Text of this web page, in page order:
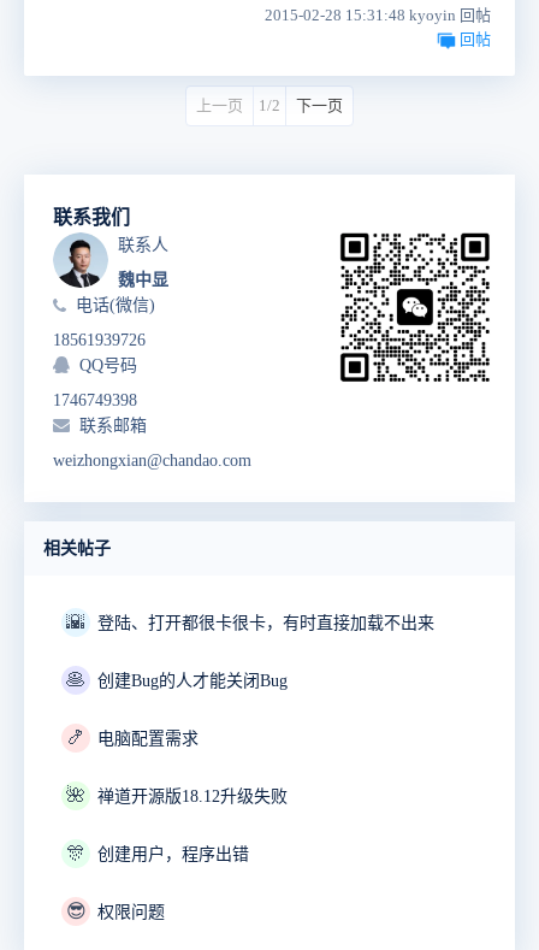
2015-02-28 15:31:48 kyoyin 回帖
回帖
上一页 1/2 下一页
联系我们
联系人
魏中显
电话(微信)
18561939726
QQ号码
1746749398
联系邮箱
weizhongxian@chandao.com
相关帖子
🌇 登陆、打开都很卡很卡，有时直接加载不出来
🥞 创建Bug的人才能关闭Bug
🍤 电脑配置需求
🌺 禅道开源版18.12升级失败
🎊 创建用户，程序出错
😎 权限问题